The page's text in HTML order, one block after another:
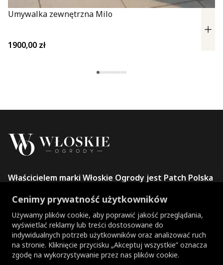
Umywalka zewnętrzna Milo
1900,00 zł
Właścicielem marki Włoskie Ogrody jest Patch Polska
+48 734 106 149
info@wloskie-ogrody.pl
Strony
Kategorie Sklepu
Cenimy prywatność użytkowników
Używamy plików cookie, aby poprawić jakość przeglądania,
wyświetlać reklamy lub treści dostosowane do
indywidualnych potrzeb użytkowników oraz analizować ruch
na stronie. Kliknięcie przycisku „Akceptuj wszystkie” oznacza
zgodę na wykorzystywanie przez nas plików cookie.